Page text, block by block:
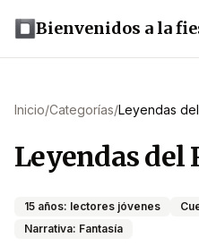
Bienvenidos a la
Inicio/Categorías/Leyendas
Leyendas del
15 años: lectores jóvenes
Narrativa: Fantasía